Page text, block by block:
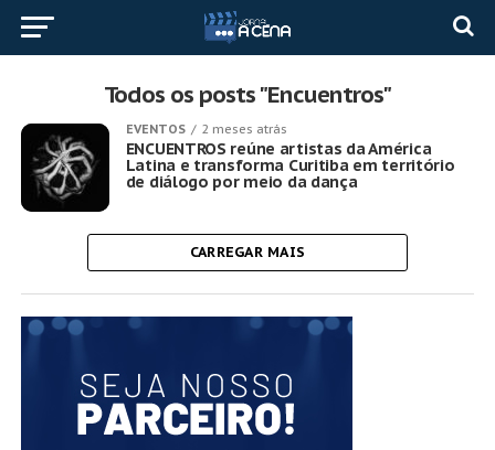
Todos os posts "Encuentros"
EVENTOS 2 meses atrás
ENCUENTROS reúne artistas da América
Latina e transforma Curitiba em território
de diálogo por meio da dança
CARREGAR MAIS